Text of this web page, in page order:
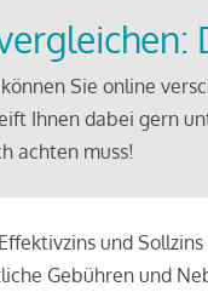
Sie online
Ihnen dabei gern
achten muss!
Effektivzins und
Gebühren und